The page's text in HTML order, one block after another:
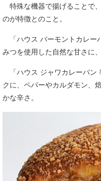
特殊な機器で揚げることで
のが特徴とのこと。
「ハウス バーモントカレー
みつを使用した自然な甘さに
「ハウス ジャワカレーパン
クに、ペパーやカルダモン、
かな辛さ。